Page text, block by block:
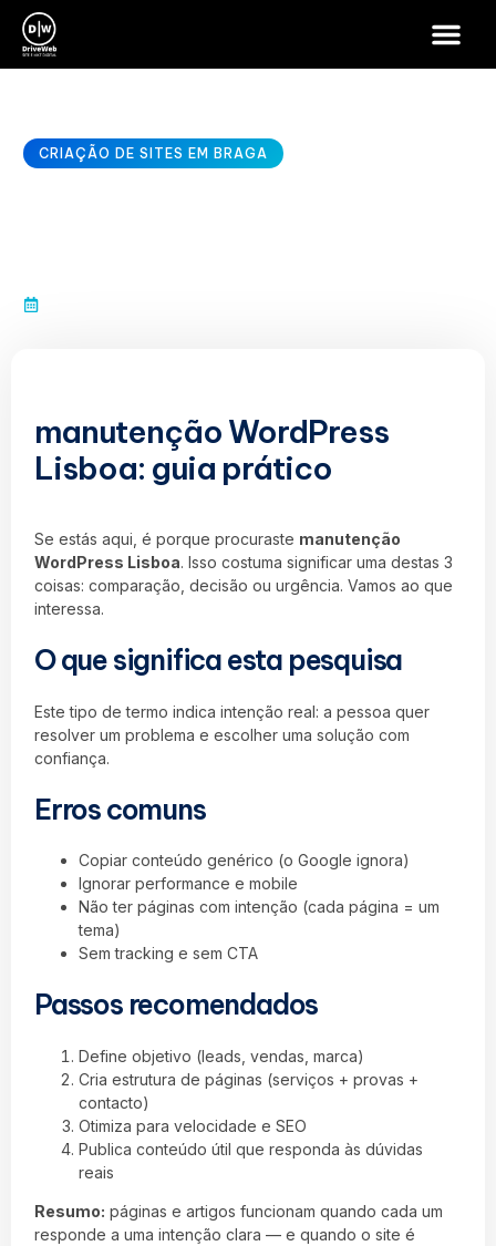
CRIAÇÃO DE SITES EM BRAGA
manutenção WordPress
Lisboa: guia prático
Se estás aqui, é porque procuraste manutenção
WordPress Lisboa. Isso costuma significar uma destas 3
coisas: comparação, decisão ou urgência. Vamos ao que
interessa.
O que significa esta pesquisa
Este tipo de termo indica intenção real: a pessoa quer
resolver um problema e escolher uma solução com
confiança.
Erros comuns
Copiar conteúdo genérico (o Google ignora)
Ignorar performance e mobile
Não ter páginas com intenção (cada página = um
tema)
Sem tracking e sem CTA
Passos recomendados
Define objetivo (leads, vendas, marca)
Cria estrutura de páginas (serviços + provas +
contacto)
Otimiza para velocidade e SEO
Publica conteúdo útil que responda às dúvidas
reais
Resumo: páginas e artigos funcionam quando cada um
responde a uma intenção clara — e quando o site é